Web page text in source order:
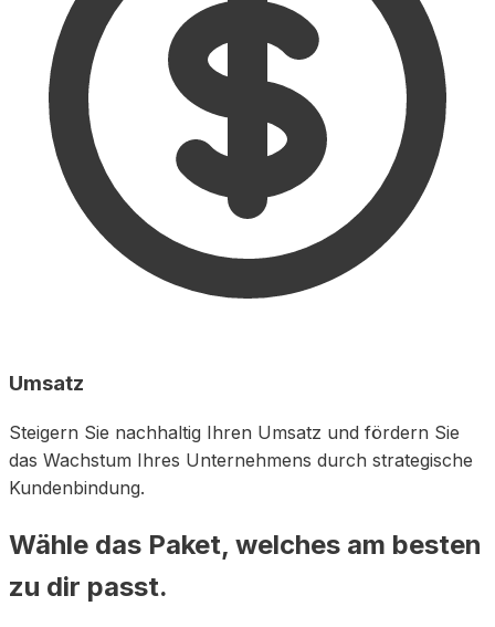
Umsatz
Steigern Sie nachhaltig Ihren Umsatz und fördern Sie
das Wachstum Ihres Unternehmens durch strategische
Kundenbindung.
Wähle das Paket, welches am besten
zu dir passt.